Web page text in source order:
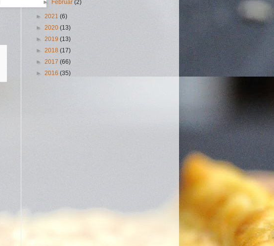
► Februar(2)
► 2021 (6)
► 2020 (13)
► 2019 (13)
► 2018 (17)
► 2017 (66)
► 2016 (35)